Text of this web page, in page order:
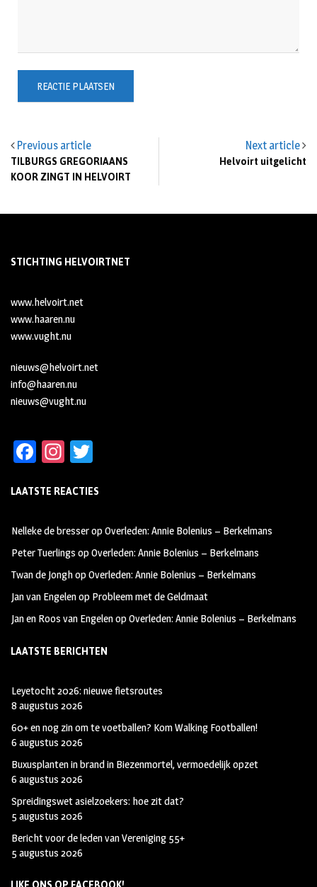
Previous article
TILBURGS GREGORIAANS
KOOR ZINGT IN HELVOIRT
Next article
Helvoirt uitgelicht
STICHTING HELVOIRTNET
www.helvoirt.net
www.haaren.nu
www.vught.nu
nieuws@helvoirt.net
info@haaren.nu
nieuws@vught.nu
Fa
b
oo
k
In
ag
m
tt
LAATSTE REACTIES
Nelleke de bresseropOverleden: Annie Bolenius – Berkelmans
Peter Tuerlings opOverleden: Annie Bolenius – Berkelmans
Twan de JonghopOverleden: Annie Bolenius – Berkelmans
Jan van Engelenop Probleem met de Geldmaat
Jan en Roos van EngelenopOverleden: Annie Bolenius – Berkelmans
LAATSTE BERICHTEN
Leyetocht 2026: nieuwe fietsroutes
8 augustus 2026
60+ en nog zin om te voetballen? Kom Walking Footballen!
6 augustus 2026
Buxusplanten in brand in Biezenmortel, vermoedelijk opzet
6 augustus 2026
Spreidingswet asielzoekers: hoe zit dat?
5 augustus 2026
Bericht voor de leden van Vereniging 55+
5 augustus 2026